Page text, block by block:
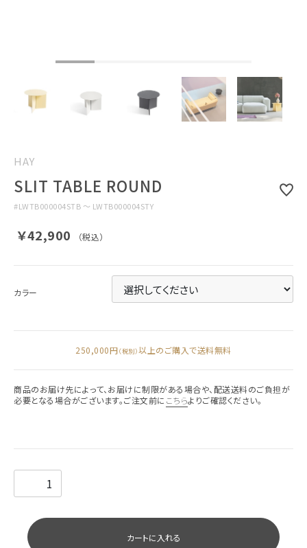
HAY
SLIT TABLE ROUND
#LWTB000004STB ～ LWTB000004STY
￥42,900 （税込）
カラー
250,000円（税別）以上のご購入で送料無料
商品のお届け先によって、お届けに制限がある場合や、配送送料のご負担が
必要となる場合がございます。ご注文前に こちらよりご確認ください。
カートに入れる